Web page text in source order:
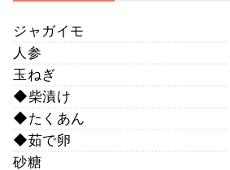
ジャガイモ
人参
玉ねぎ
◆柴漬け
◆たくあん
◆茹で卵
砂糖